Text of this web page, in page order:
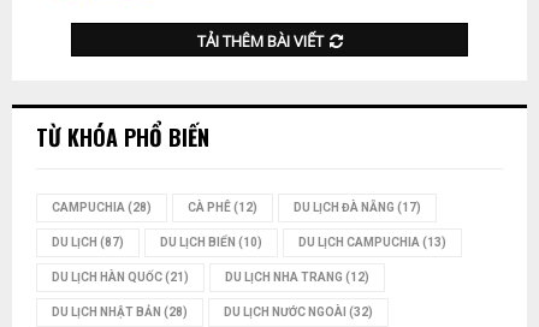
TẢI THÊM BÀI VIẾT
TỪ KHÓA PHỔ BIẾN
CAMPUCHIA (28) CÀ PHÊ(12) DU LỊCH ĐÀ NẴNG (17)
DU LỊCH (87) DU LỊCH BIỂN (10) DU LỊCH CAMPUCHIA (13)
DU LỊCH HÀN QUỐC(21) DU LỊCH NHA TRANG (12)
DU LỊCH NHẬT BẢN (28) DU LỊCH NƯỚC NGOÀI (32)